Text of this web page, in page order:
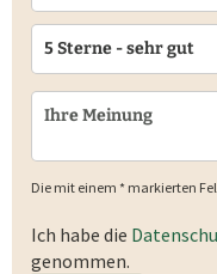
Die mit einem * markierten
Ich habe die
genommen.